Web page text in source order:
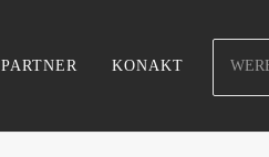
PARTNER KONAKT